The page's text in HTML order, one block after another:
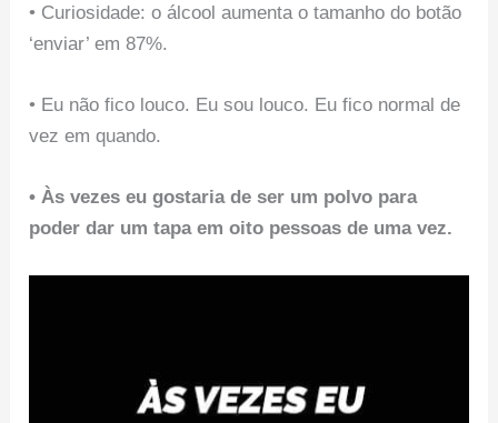
• Curiosidade: o álcool aumenta o tamanho do botão
‘enviar’ em 87%.
• Eu não fico louco. Eu sou louco. Eu fico normal de
vez em quando.
• Às vezes eu gostaria de ser um polvo para
poder dar um tapa em oito pessoas de uma vez.